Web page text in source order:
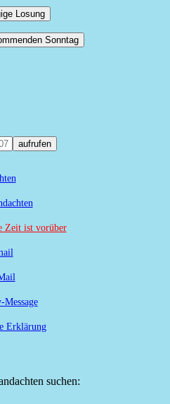
Losung
Sonntag
aufrufen
Zeit ist vorüber
Erklärung
suchen: